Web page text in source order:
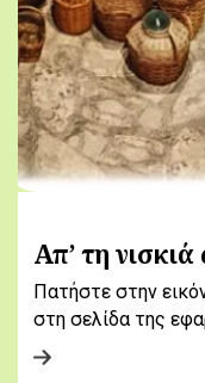
Απ’ τη
Πατήστε στην
στη σελίδα της